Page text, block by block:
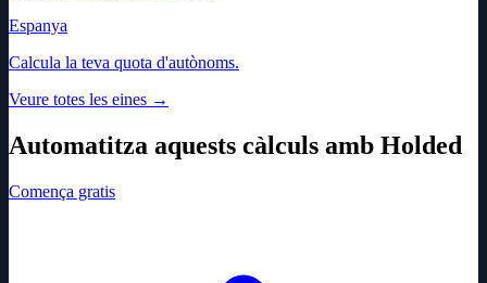
Espanya
Calcula la teva quota d'autònoms.
Veure totes les eines →
Automatitza aquests càlculs amb Holded
Comença gratis